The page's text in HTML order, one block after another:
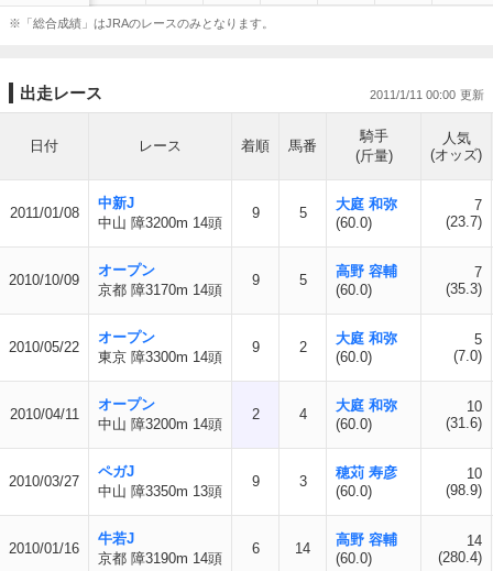
※「総合成績」はJRAのレースのみとなります。
出走レース 2011/1/11 00:00
日付 レース 着順 馬番
騎手
(斤量)
人気
(オッズ)
2011/01/08
中新J
中山 障3200m 14頭
9 5
大庭 和弥
(60.0)
7
(23.7)
2010/10/09
オープン
京都 障3170m 14頭
9 5
高野 容輔
(60.0)
7
(35.3)
2010/05/22
オープン
東京 障3300m 14頭
9 2
大庭 和弥
(60.0)
5
(7.0)
2010/04/11
オープン
中山 障3200m 14頭
2 4
大庭 和弥
(60.0)
10
(31.6)
2010/03/27
ペガJ
中山 障3350m 13頭
9 3
穂苅 寿彦
(60.0)
10
(98.9)
2010/01/16
牛若J
京都 障3190m 14頭
6 14
高野 容輔
(60.0)
14
(280.4)